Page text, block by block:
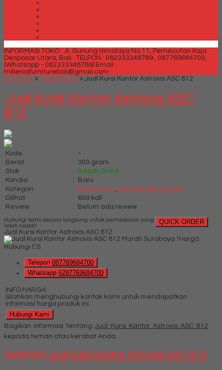
INFORMASI TOKO : Jl. Gunung Himalaya No 11, Pemecutan Kaja
Denpasar Utara, Bali . TELPON : 082333348789 , 087769684700,
(Whatsapp - 082333348789) Email :
milleniafurniturebali@gmail.com
Beranda » Kursi Kantor » Jual Kursi Kantor Astrovis ASC 812
Jual Kursi Kantor Astrovis ASC
812
Kode :
-
Berat
:
300 gram
Stok
:
Ready Stock
Kondisi
:
Baru
Kategori
: Kursi Kantor, Kursi Kantor Astrovis
Dilihat
:
650 kali
Review
: Belum ada review
QUICK ORDER
Hubungi kami secara langsung untuk pemesanan yang
lebih cepat!
Jual Kursi Kantor Astrovis ASC 812
*Harga
Hubungi CS
Telepon 087769684700
Whatsapp 6287769684700
INFO HARGA
Silahkan menghubungi kontak kami untuk mendapatkan
informasi harga produk ini.
Hubungi Kami
Bagikan informasi tentang Jual Kursi Kantor Astrovis ASC 812
kepada teman atau kerabat Anda.
DeskripsiJual Kursi Kantor Astrovis ASC 812